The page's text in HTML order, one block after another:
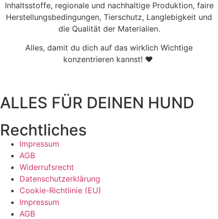
Inhaltsstoffe, regionale und nachhaltige Produktion, faire
Herstellungsbedingungen, Tierschutz, Langlebigkeit und
die Qualität der Materialien.
Alles, damit du dich auf das wirklich Wichtige
konzentrieren kannst! ♥
ALLES FÜR DEINEN HUND
Rechtliches
Impressum
AGB
Widerrufsrecht
Datenschutzerklärung
Cookie-Richtlinie (EU)
Impressum
AGB